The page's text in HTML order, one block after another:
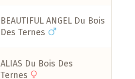
BEAUTIFUL ANGEL Du Bois
Des Ternes
ALIAS Du Bois Des
Ternes